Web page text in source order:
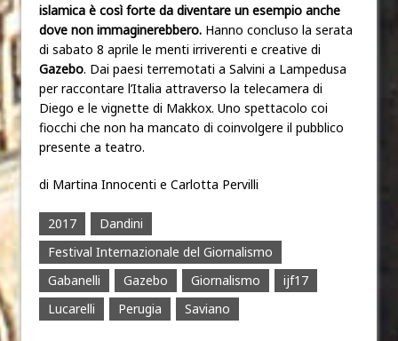
islamica è così forte da diventare un esempio anche
dove non immaginerebbero. Hanno concluso la serata
di sabato 8 aprile le menti irriverenti e creative di
Gazebo. Dai paesi terremotati a Salvini a Lampedusa
per raccontare l’Italia attraverso la telecamera di
Diego e le vignette di Makkox. Uno spettacolo coi
fiocchi che non ha mancato di coinvolgere il pubblico
presente a teatro.
di Martina Innocenti e Carlotta Pervilli
2017
Dandini
Festival Internazionale del Giornalismo
Gabanelli
Gazebo Giornalismo
ijf17
Lucarelli
Perugia Saviano